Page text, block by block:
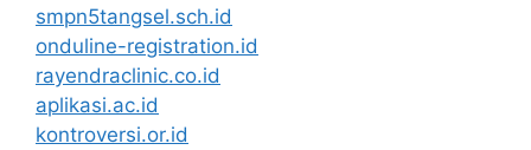
smpn5tangsel.sch.id
onduline-registration.id
rayendraclinic.co.id
aplikasi.ac.id
kontroversi.or.id